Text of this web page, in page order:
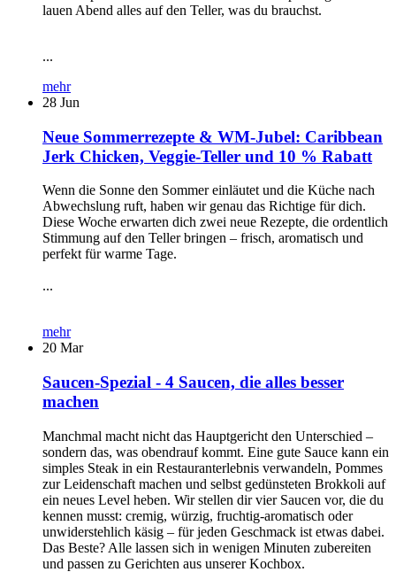
lauen Abend alles auf den Teller, was du brauchst.
...
mehr
28 Jun
Neue Sommerrezepte & WM-Jubel: Caribbean
Jerk Chicken, Veggie-Teller und 10 % Rabatt
Wenn die Sonne den Sommer einläutet und die Küche nach
Abwechslung ruft, haben wir genau das Richtige für dich.
Diese Woche erwarten dich zwei neue Rezepte, die ordentlich
Stimmung auf den Teller bringen – frisch, aromatisch und
perfekt für warme Tage.
...
mehr
20 Mar
Saucen-Spezial - 4 Saucen, die alles besser
machen
Manchmal macht nicht das Hauptgericht den Unterschied –
sondern das, was obendrauf kommt. Eine gute Sauce kann ein
simples Steak in ein Restauranterlebnis verwandeln, Pommes
zur Leidenschaft machen und selbst gedünsteten Brokkoli auf
ein neues Level heben. Wir stellen dir vier Saucen vor, die du
kennen musst: cremig, würzig, fruchtig-aromatisch oder
unwiderstehlich käsig – für jeden Geschmack ist etwas dabei.
Das Beste? Alle lassen sich in wenigen Minuten zubereiten
und passen zu Gerichten aus unserer Kochbox.